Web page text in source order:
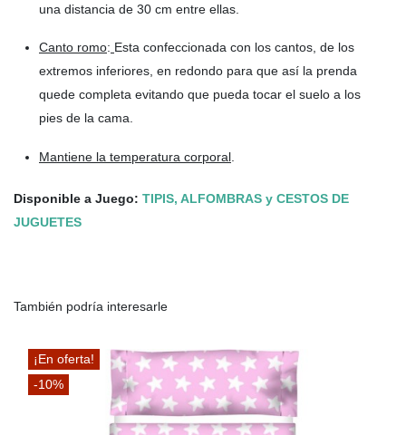
una distancia de 30 cm entre ellas.
Canto romo: Esta confeccionada con los cantos, de los
extremos inferiores, en redondo para que así la prenda
quede completa evitando que pueda tocar el suelo a los
pies de la cama.
Mantiene la temperatura corporal
Disponible a Juego: TIPIS, ALFOMBRAS y CESTOS DE
JUGUETES
También podría interesarle
¡En oferta!
-10%